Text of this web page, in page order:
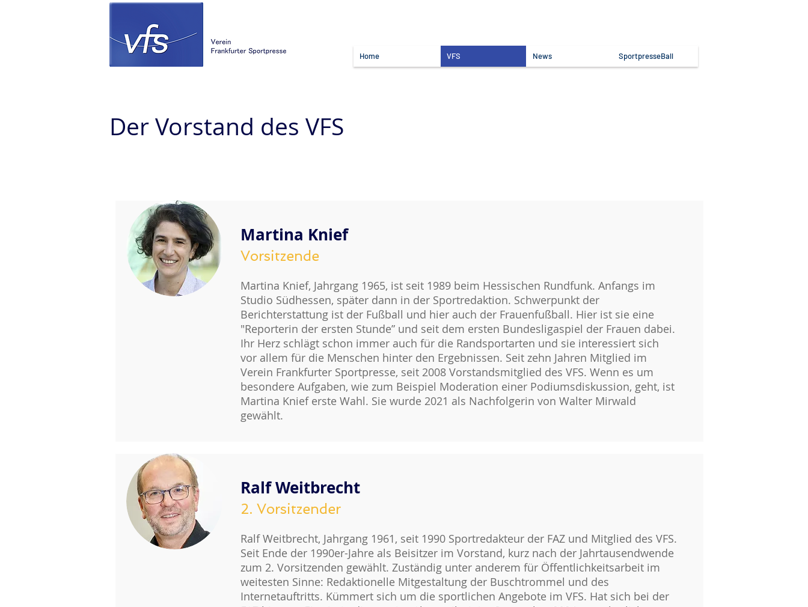
Home VFS News SportpresseBall
Der Vorstand des VFS
Martina Knief
Vorsitzende
Martina Knief, Jahrgang 1965, ist seit 1989 beim Hessischen Rundfunk. Anfangs im
Studio Südhessen, später dann in der Sportredaktion. Schwerpunkt der
Berichterstattung ist der Fußball und hier auch der Frauenfußball. Hier ist sie eine
"Reporterin der ersten Stunde” und seit dem ersten Bundesligaspiel der Frauen dabei.
Ihr Herz schlägt schon immer auch für die Randsportarten und sie interessiert sich
vor allem für die Menschen hinter den Ergebnissen. Seit zehn Jahren Mitglied im
Verein Frankfurter Sportpresse, seit 2008 Vorstandsmitglied des VFS. Wenn es um
besondere Aufgaben, wie zum Beispiel Moderation einer Podiumsdiskussion, geht, ist
Martina Knief erste Wahl. Sie wurde 2021 als Nachfolgerin von Walter Mirwald
gewählt.
Ralf Weitbrecht
2. Vorsitzender
Ralf Weitbrecht, Jahrgang 1961, seit 1990 Sportredakteur der FAZ und Mitglied des VFS.
Seit Ende der 1990er-Jahre als Beisitzer im Vorstand, kurz nach der Jahrtausendwende
zum 2. Vorsitzenden gewählt. Zuständig unter anderem für Öffentlichkeitsarbeit im
weitesten Sinne: Redaktionelle Mitgestaltung der Buschtrommel und des
Internetauftritts. Kümmert sich um die sportlichen Angebote im VFS. Hat sich bei der